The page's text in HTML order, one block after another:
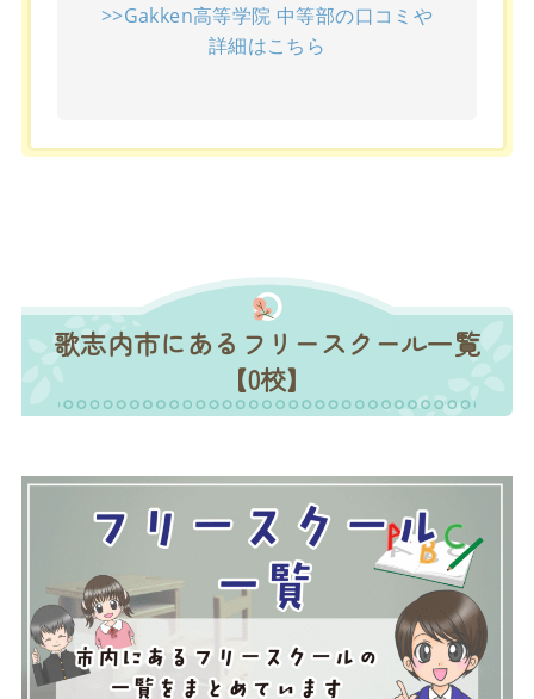
>>Gakken高等学院 中等部の口コミや
詳細はこちら
歌志内市にあるフリースクール一覧
【0校】